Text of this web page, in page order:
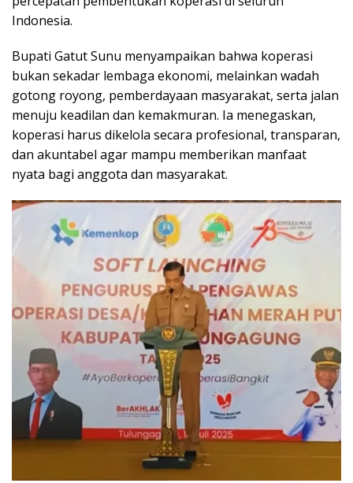
Indonesia.
Bupati Gatut Sunu menyampaikan bahwa koperasi
bukan sekadar lembaga ekonomi, melainkan wadah
gotong royong, pemberdayaan masyarakat, serta jalan
menuju keadilan dan kemakmuran. Ia menegaskan,
koperasi harus dikelola secara profesional, transparan,
dan akuntabel agar mampu memberikan manfaat
nyata bagi anggota dan masyarakat.